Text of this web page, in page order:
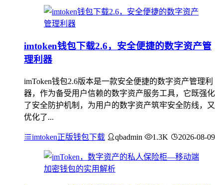
imtoken钱包下载2.6，安全便捷的数字资产管
理利器
imToken钱包2.6版本是一款安全便捷的数字资产管理利
器，作为备受用户信赖的数字资产服务工具，它既强化
了安全防护机制，为用户的数字资产筑牢安全防线，又
优化了...
imtoken正版钱包下载 qbadmin 1.3K 2026-08-09